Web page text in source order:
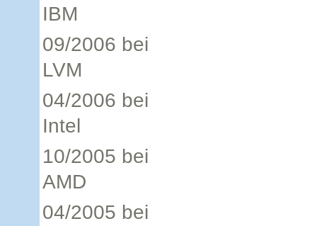
IBM
09/2006 bei
LVM
04/2006 bei
Intel
10/2005 bei
AMD
04/2005 bei